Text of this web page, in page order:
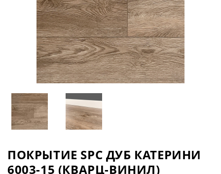
ПОКРЫТИЕ SPC ДУБ КАТЕРИНИ
6003-15 (КВАРЦ-ВИНИЛ)